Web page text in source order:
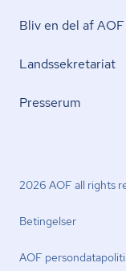
Bliv en del af AOF
Lands­se­kre­ta­ri­at
Presserum
2026 AOF all rights
Betingelser
AOF